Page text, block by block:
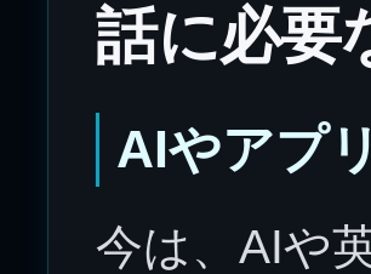
話に必要
AIやアプ
今は、AIや